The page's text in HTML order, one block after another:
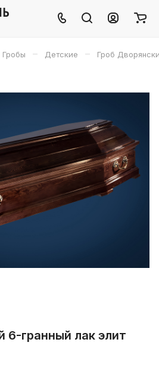
Гробы – Детские – Гроб
6-гранный лак элит